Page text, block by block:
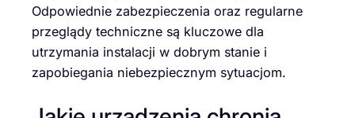
Odpowiednie zabezpieczenia oraz regularne
przeglądy techniczne są kluczowe dla
utrzymania instalacji w dobrym stanie i
zapobiegania niebezpiecznym sytuacjom.